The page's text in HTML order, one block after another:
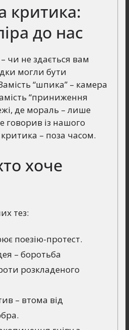
критика:
до нас
чи не здається вам
могли бути
“шпика” – камера
“приниження
де мораль – лише
говорив із нашого
– поза часом.
хоче
тез:
поезію-протест.
– боротьба
розкладеного
– втома від